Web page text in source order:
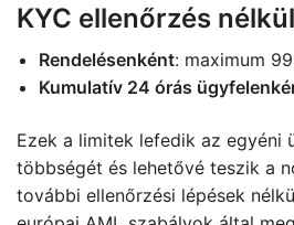
KYC ellenőrzés
Rendelésenként: maximum
Kumulatív 24 órás
Ezek a limitek lefedik az egyéni
többségét és lehetővé teszik a
további ellenőrzési lépések